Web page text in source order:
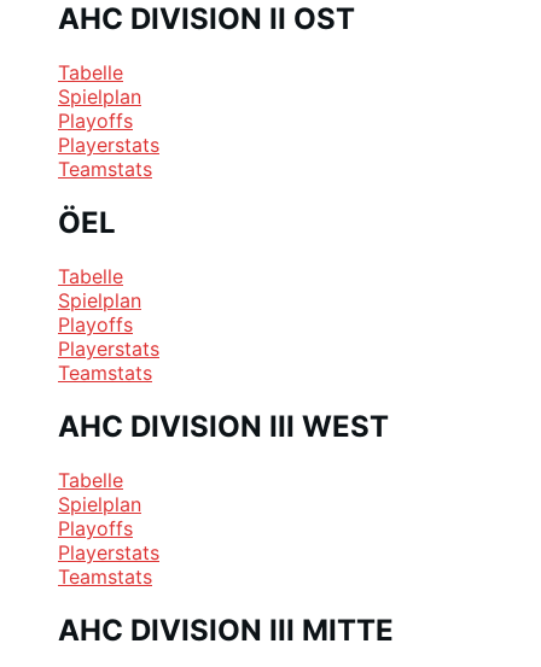
AHC DIVISION II OST
Tabelle
Spielplan
Playoffs
Playerstats
Teamstats
ÖEL
Tabelle
Spielplan
Playoffs
Playerstats
Teamstats
AHC DIVISION III WEST
Tabelle
Spielplan
Playoffs
Playerstats
Teamstats
AHC DIVISION III MITTE